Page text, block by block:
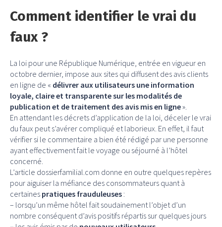
Comment identifier le vrai du
faux ?
La loi pour une République Numérique, entrée en vigueur en
octobre dernier, impose aux sites qui diffusent des avis clients
en ligne de « délivrer aux utilisateurs une information
loyale, claire et transparente sur les modalités de
publication et de traitement des avis mis en ligne».
En attendant les décrets d’application de la loi, déceler le vrai
du faux peut s’avérer compliqué et laborieux. En effet, il faut
vérifier si le commentaire a bien été rédigé par une personne
ayant effectivement fait le voyage ou séjourné à l’hôtel
concerné.
L’article dossierfamilial.com donne en outre quelques repères
pour aiguiser la méfiance des consommateurs quant à
certaines pratiques frauduleuses :
– lorsqu’un même hôtel fait soudainement l’objet d’un
nombre conséquent d’avis positifs répartis sur quelques jours